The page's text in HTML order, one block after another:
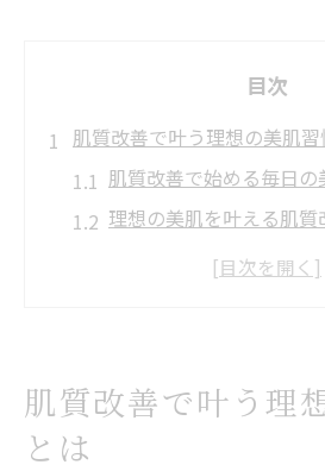
目次
肌質改善で叶う理想の美肌
肌質改善で始める毎日の
理想の美肌を叶える肌
日常生活で意識したい肌
コラーゲンを活かす肌質
肌質改善で叶う理
とは